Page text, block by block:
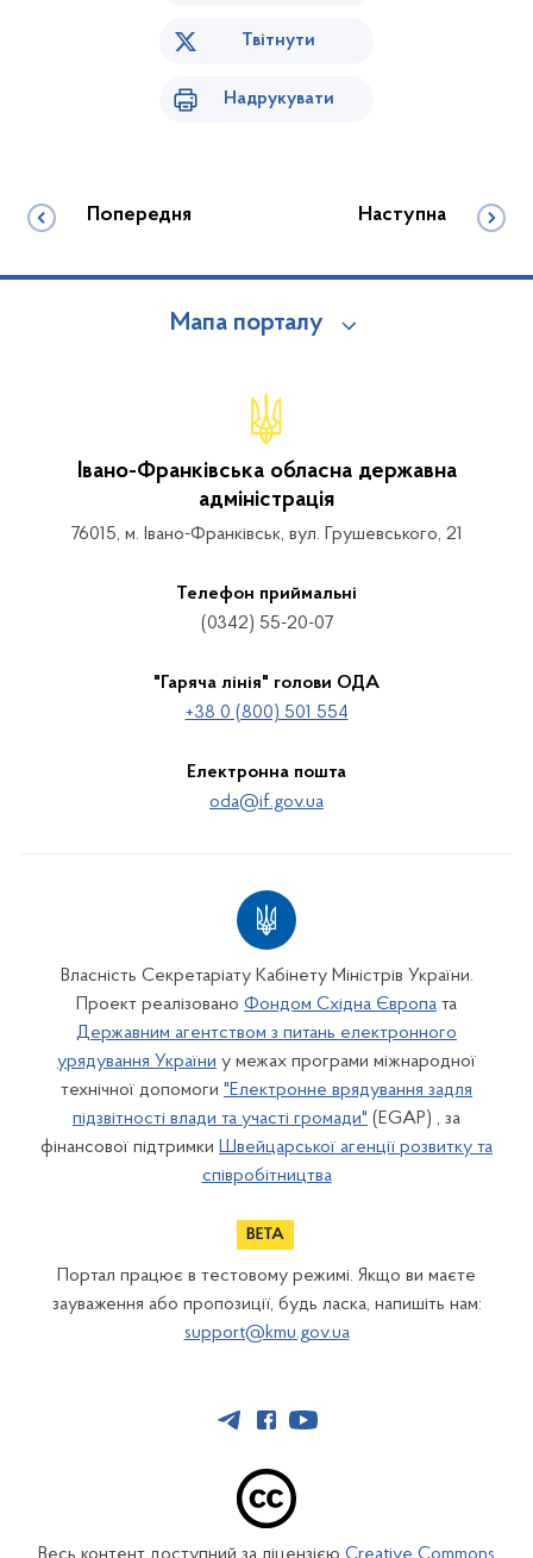
Твітнути
Надрукувати
Попередня Наступна
Мапа порталу
Івано-Франківська обласна державна
адміністрація
76015, м. Івано-Франківськ, вул. Грушевського, 21
Телефон приймальні
(0342) 55-20-07
"Гаряча лінія" голови ОДА
+38 0 (800) 501 554
Електронна пошта
oda@if.gov.ua
Власність Секретаріату Кабінету Міністрів України.
Проект реалізовано Фондом Східна Європа та
Державним агентством з питань електронного
урядування України у межах програми міжнародної
технічної допомоги "Електронне врядування задля
підзвітності влади та участі громади" (EGAP) , за
фінансової підтримки Швейцарської агенції розвитку та
співробітництва
Портал працює в тестовому режимі. Якщо ви маєте
зауваження або пропозиції, будь ласка, напишіть нам:
support@kmu.gov.ua